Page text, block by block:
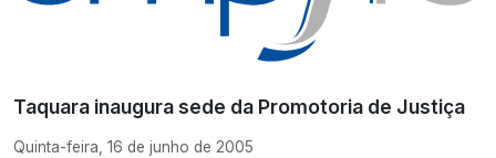
Taquara inaugura sede da Promotoria de Justiça
Quinta-feira, 16 de junho de 2005